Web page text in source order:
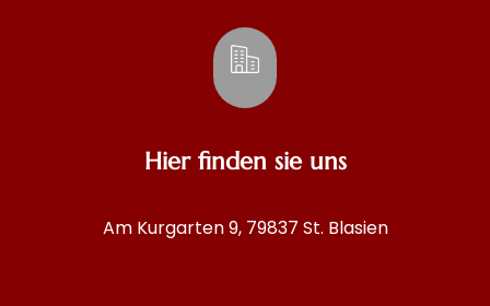
Hier finden sie uns
Am Kurgarten 9, 79837 St. Blasien